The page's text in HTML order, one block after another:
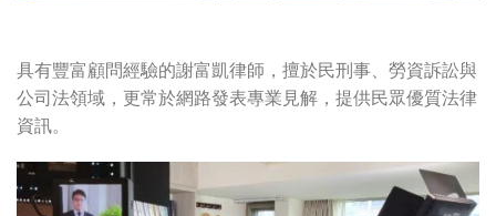
具有豐富顧問經驗的謝富凱律師，擅於民刑事、勞資訴訟與
公司法領域，更常於網路發表專業見解，提供民眾優質法律
資訊。